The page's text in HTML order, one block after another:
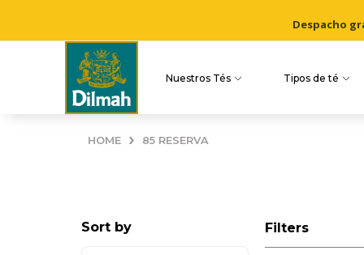
Despacho
Nuestros Tés Tipos de té
HOME › 85 RESERVA
Sort by Filters